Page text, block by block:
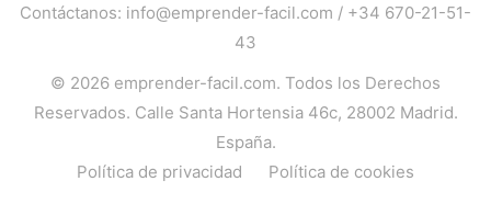
Contáctanos: info@emprender-facil.com / +34 670-21-51-
43
© 2026 emprender-facil.com. Todos los Derechos
Reservados. Calle Santa Hortensia 46c, 28002 Madrid.
España.
Política de privacidad
Política de cookies